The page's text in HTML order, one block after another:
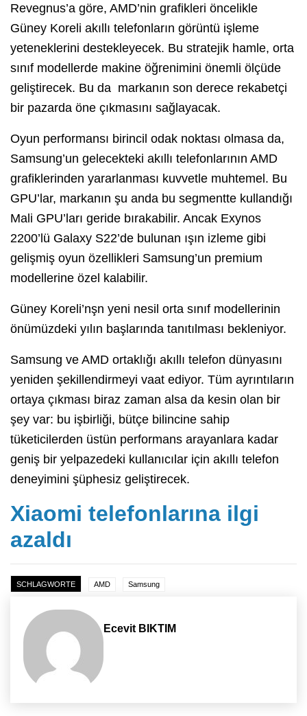
Revegnus’a göre, AMD’nin grafikleri öncelikle
Güney Koreli akıllı telefonların görüntü işleme
yeteneklerini destekleyecek. Bu stratejik hamle, orta
sınıf modellerde makine öğrenimini önemli ölçüde
geliştirecek. Bu da markanın son derece rekabetçi
bir pazarda öne çıkmasını sağlayacak.
Oyun performansı birincil odak noktası olmasa da,
Samsung’un gelecekteki akıllı telefonlarının AMD
grafiklerinden yararlanması kuvvetle muhtemel. Bu
GPU’lar, markanın şu anda bu segmentte kullandığı
Mali GPU’ları geride bırakabilir. Ancak Exynos
2200’lü Galaxy S22’de bulunan ışın izleme gibi
gelişmiş oyun özellikleri Samsung’un premium
modellerine özel kalabilir.
Güney Koreli’nşn yeni nesil orta sınıf modellerinin
önümüzdeki yılın başlarında tanıtılması bekleniyor.
Samsung ve AMD ortaklığı akıllı telefon dünyasını
yeniden şekillendirmeyi vaat ediyor. Tüm ayrıntıların
ortaya çıkması biraz zaman alsa da kesin olan bir
şey var: bu işbirliği, bütçe bilincine sahip
tüketicilerden üstün performans arayanlara kadar
geniş bir yelpazedeki kullanıcılar için akıllı telefon
deneyimini şüphesiz geliştirecek.
Xiaomi telefonlarına ilgi
azaldı
SCHLAGWORTE AMD Samsung
Ecevit BIKTIM